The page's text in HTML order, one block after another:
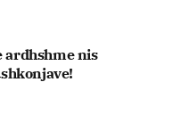
ardhshme nis